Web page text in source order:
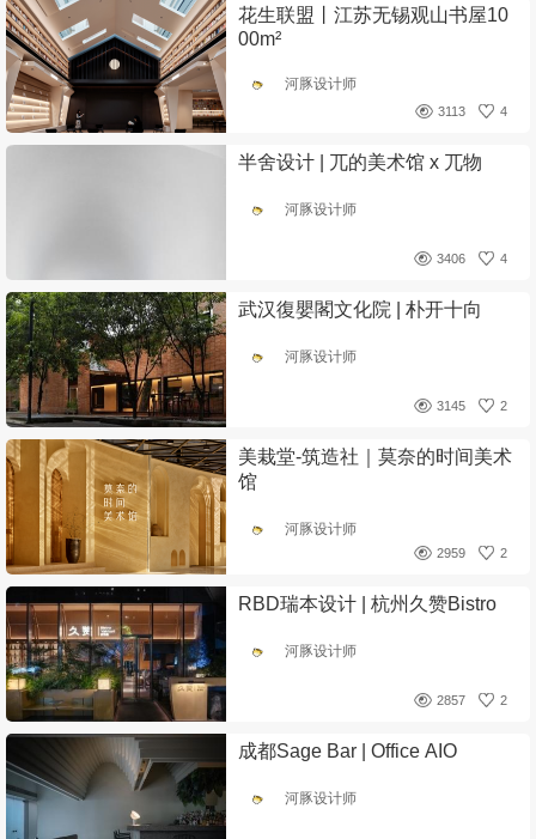
花生联盟丨江苏无锡观山书屋10
00m²
河豚设计师
4
3113
半舍设计 | 兀的美术馆 x 兀物
河豚设计师
4
3406
武汉復嬰閣文化院 | 朴开⼗向
河豚设计师
2
3145
美栽堂-筑造社｜莫奈的时间美术
馆
河豚设计师
2
2959
RBD瑞本设计 | 杭州久赞Bistro
河豚设计师
2
2857
成都Sage Bar | Office AIO
河豚设计师